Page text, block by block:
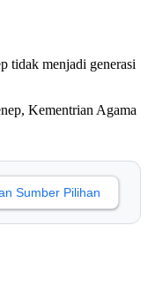
tidak menjadi generasi
Kementrian Agama
Sumber Pilihan